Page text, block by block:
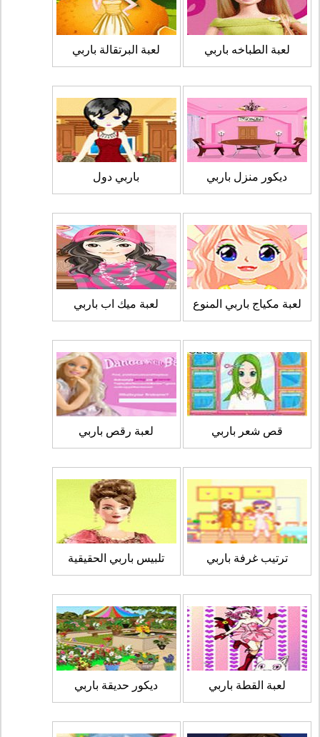
لعبة الطباخه باربي لعبة البرتقالة باربي
ديكور منزل باربي باربي دول
لعبة مكياج باربي المنوع لعبة ميك اب باربي
قص شعر باربي لعبة رقص باربي
ترتيب غرفة باربي تلبيس باربي الحقيقية
لعبة القطة باربي ديكور حديقة باربي